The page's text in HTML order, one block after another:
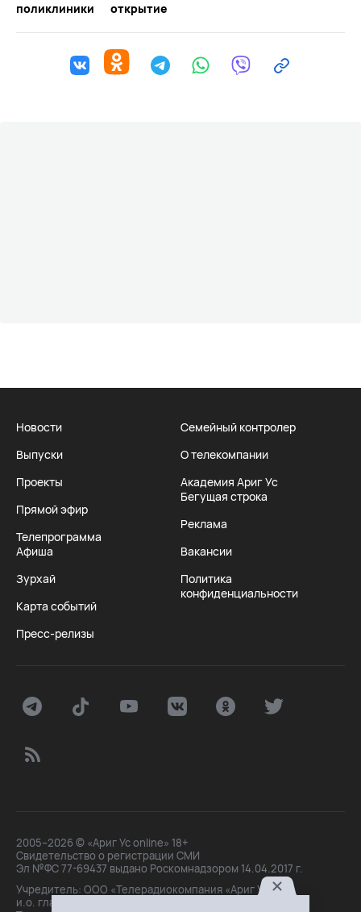
поликлиники открытие
Новости
Выпуски
Проекты
Прямой эфир
Телепрограмма
Афиша
Зурхай
Карта событий
Пресс-релизы
Семейный контролер
О телекомпании
Академия Ариг Ус
Бегущая строка
Реклама
Вакансии
Политика
конфиденциальности
2005–2026 © «Ариг Ус online» 18+
Свидетельство о регистрации СМИ
Эл №ФС 77-69437 выдано Роскомнадзором 14.04.2017 г.
Учредитель: ООО «Телерадиокомпания «Ариг Ус»,
и.о. главного редактора: Маханова О.Б.